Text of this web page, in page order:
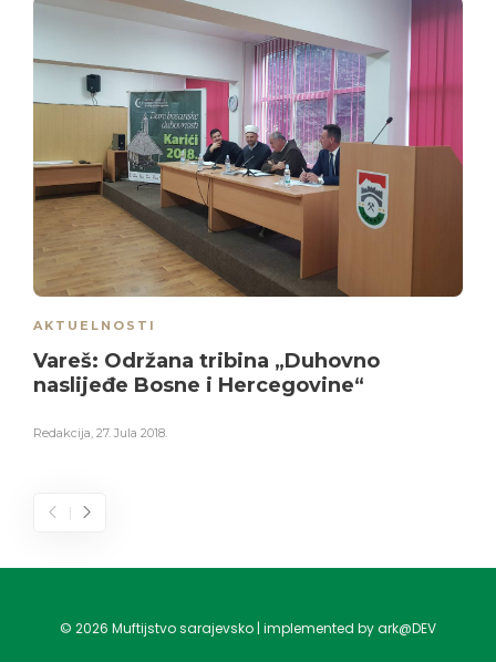
AKTUELNOSTI
Vareš: Održana tribina „Duhovno
naslijeđe Bosne i Hercegovine“
Redakcija, 27. Jula 2018.
© 2026 Muftijstvo sarajevsko | implemented by ark@DEV